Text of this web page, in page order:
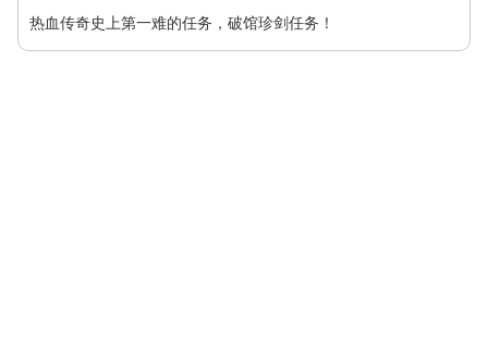
热血传奇史上第一难的任务，破馆珍剑任务！